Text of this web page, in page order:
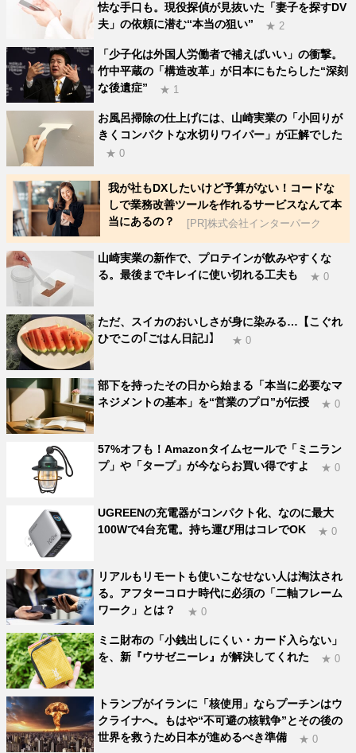
怯な手口も。現役探偵が見抜いた「妻子を探すDV
夫」の依頼に潜む“本当の狙い”
★ 2
「少子化は外国人労働者で補えばいい」の衝撃。
竹中平蔵の「構造改革」が日本にもたらした“深刻
な後遺症”
★ 1
お風呂掃除の仕上げには、山崎実業の「小回りが
きくコンパクトな水切りワイパー」が正解でした
★ 0
我が社もDXしたいけど予算がない！コードな
しで業務改善ツールを作れるサービスなんて本
当にあるの？
[PR]株式会社インターパーク
山崎実業の新作で、プロテインが飲みやすくな
る。最後までキレイに使い切れる工夫も
★ 0
ただ、スイカのおいしさが身に染みる…【こぐれ
ひでこの｢ごはん日記｣】
★ 0
部下を持ったその日から始まる「本当に必要なマ
ネジメントの基本」を“営業のプロ”が伝授
★ 0
57%オフも！Amazonタイムセールで「ミニラン
プ」や「タープ」が今ならお買い得ですよ
★ 0
UGREENの充電器がコンパクト化、なのに最大
100Wで4台充電。持ち運び用はコレでOK
★ 0
リアルもリモートも使いこなせない人は淘汰され
る。アフターコロナ時代に必須の「二軸フレーム
ワーク」とは？
★ 0
ミニ財布の「小銭出しにくい・カード入らない」
を、新『ウサゼニーレ』が解決してくれた
★ 0
トランプがイランに「核使用」ならプーチンはウ
クライナへ。もはや“不可避の核戦争”とその後の
世界を救うため日本が進めるべき準備
★ 0